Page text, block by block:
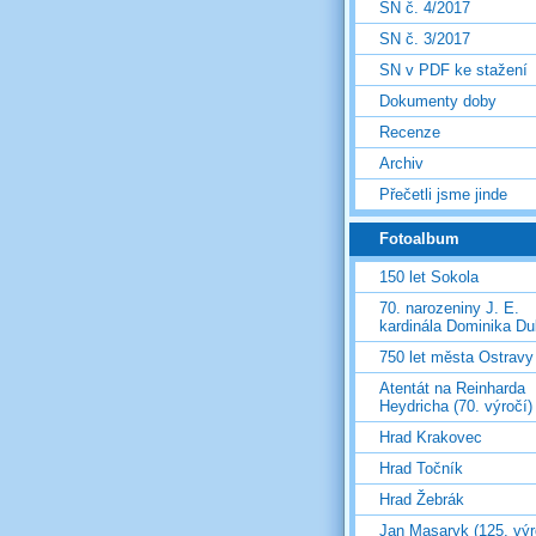
SN č. 4/2017
SN č. 3/2017
SN v PDF ke stažení
Dokumenty doby
Recenze
Archiv
Přečetli jsme jinde
Fotoalbum
150 let Sokola
70. narozeniny J. E.
kardinála Dominika
750 let města Ostravy
Atentát na Reinharda
Heydricha (70. výročí)
Hrad Krakovec
Hrad Točník
Hrad Žebrák
Jan Masaryk (125.